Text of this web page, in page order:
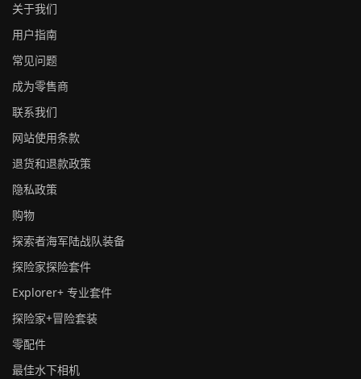
关于我们
用户指南
常见问题
成为零售商
联系我们
网站使用条款
退货和退款政策
隐私政策
购物
探索者海军陆战队装备
探险家探险套件
Explorer+ 专业套件
探险家+冒险套装
零配件
最佳水下相机